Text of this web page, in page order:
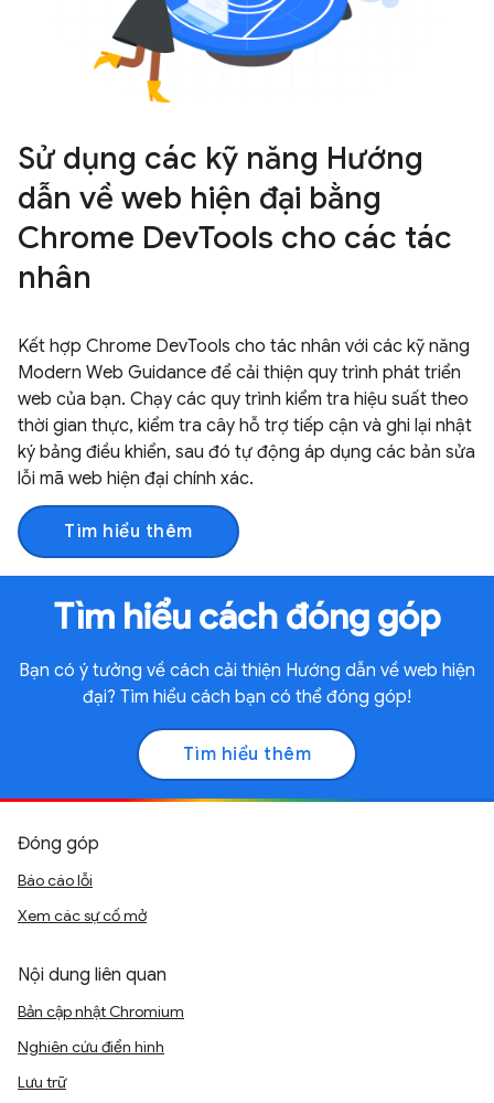
Sử dụng các kỹ năng Hướng
dẫn về web hiện đại bằng
Chrome DevTools cho các tác
nhân
Kết hợp Chrome DevTools cho tác nhân với các kỹ năng
Modern Web Guidance để cải thiện quy trình phát triển
web của bạn. Chạy các quy trình kiểm tra hiệu suất theo
thời gian thực, kiểm tra cây hỗ trợ tiếp cận và ghi lại nhật
ký bảng điều khiển, sau đó tự động áp dụng các bản sửa
lỗi mã web hiện đại chính xác.
Tìm hiểu thêm
Tìm hiểu cách đóng góp
Bạn có ý tưởng về cách cải thiện Hướng dẫn về web hiện
đại? Tìm hiểu cách bạn có thể đóng góp!
Tìm hiểu thêm
Đóng góp
Báo cáo lỗi
Xem các sự cố mở
Nội dung liên quan
Bản cập nhật Chromium
Nghiên cứu điển hình
Lưu trữ